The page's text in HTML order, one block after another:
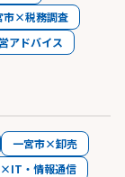
市×税務調査
アドバイス
一宮市×卸売
・情報通信